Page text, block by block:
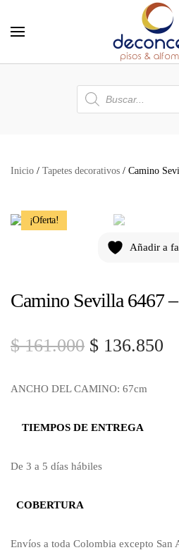
Skip to main content
Búsqueda
de
productos
Inicio / Tapetes decorativos / Camino
¡Oferta!
Añadir a
Camino Sevilla 6467
$161.000 $ 136.850
ANCHO DEL CAMINO: 67cm
TIEMPOS DE ENTREGA
De 3 a 5 días hábiles
COBERTURA
Envíos a toda Colombia excepto San